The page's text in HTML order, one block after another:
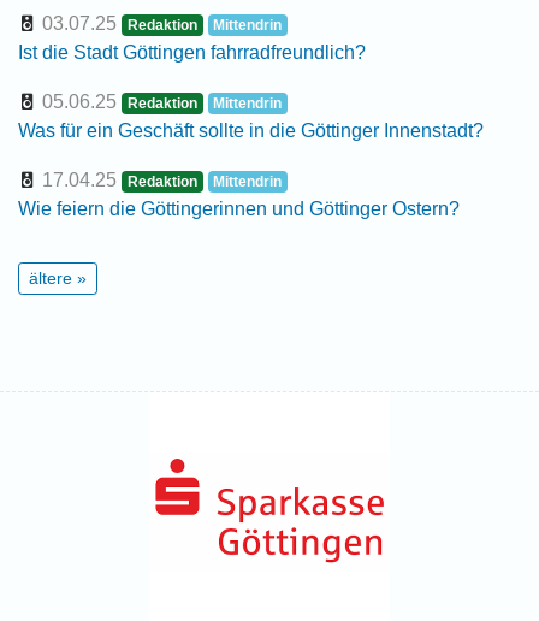
03.07.25 Redaktion Mittendrin
Ist die Stadt Göttingen fahrradfreundlich?
05.06.25 Redaktion Mittendrin
Was für ein Geschäft sollte in die Göttinger Innenstadt?
17.04.25 Redaktion Mittendrin
Wie feiern die Göttingerinnen und Göttinger Ostern?
ältere »